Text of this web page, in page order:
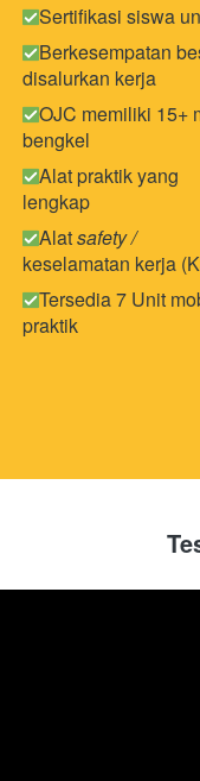
Sertifikasi siswa
Berkesempatan
disalurkan kerja
OJC memiliki 15+
bengkel
Alat praktik yang
lengkap
Alat
safety /
keselamatan kerja
Tersedia 7 Unit
praktik